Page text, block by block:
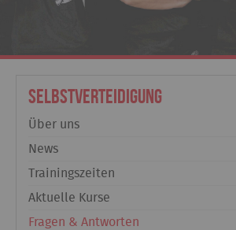
Selbstverteidigung
Über uns
News
Trainingszeiten
Aktuelle Kurse
Fragen & Antworten